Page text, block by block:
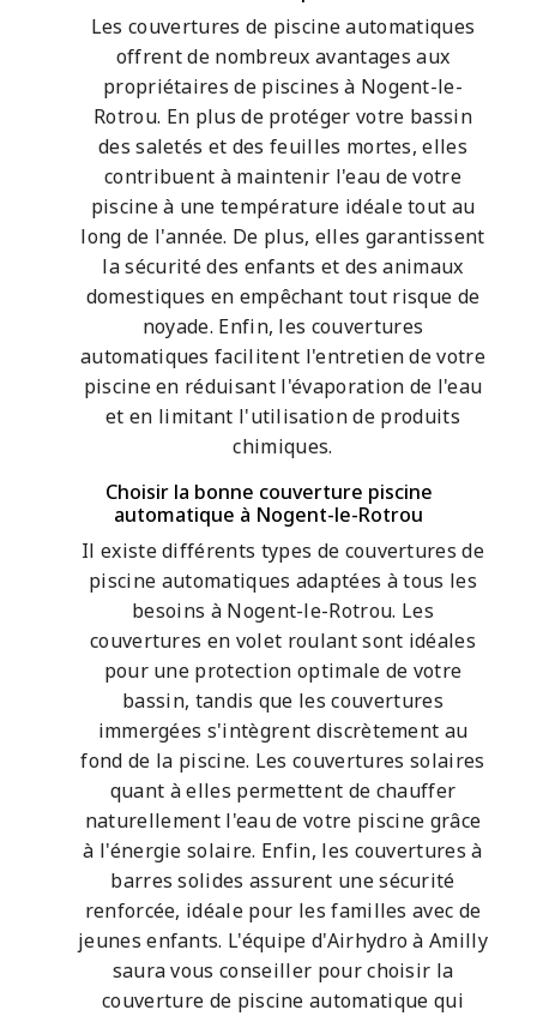
Les couvertures de piscine automatiques
offrent de nombreux avantages aux
propriétaires de piscines à Nogent-le-
Rotrou. En plus de protéger votre bassin
des saletés et des feuilles mortes, elles
contribuent à maintenir l'eau de votre
piscine à une température idéale tout au
long de l'année. De plus, elles garantissent
la sécurité des enfants et des animaux
domestiques en empêchant tout risque de
noyade. Enfin, les couvertures
automatiques facilitent l'entretien de votre
piscine en réduisant l'évaporation de l'eau
et en limitant l'utilisation de produits
chimiques.
Choisir la bonne couverture piscine
automatique à Nogent-le-Rotrou
Il existe différents types de couvertures de
piscine automatiques adaptées à tous les
besoins à Nogent-le-Rotrou. Les
couvertures en volet roulant sont idéales
pour une protection optimale de votre
bassin, tandis que les couvertures
immergées s'intègrent discrètement au
fond de la piscine. Les couvertures solaires
quant à elles permettent de chauffer
naturellement l'eau de votre piscine grâce
à l'énergie solaire. Enfin, les couvertures à
barres solides assurent une sécurité
renforcée, idéale pour les familles avec de
jeunes enfants. L'équipe d'Airhydro à Amilly
saura vous conseiller pour choisir la
couverture de piscine automatique qui